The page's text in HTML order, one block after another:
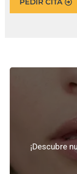
¡Descubre
La